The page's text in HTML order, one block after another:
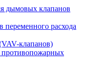
клапанов)